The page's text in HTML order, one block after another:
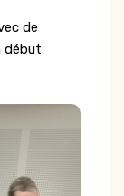
de
début